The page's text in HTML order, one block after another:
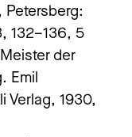
Petersberg:
132–136, 5
der
Emil
Verlag, 1930,